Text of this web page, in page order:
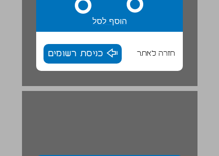
הוסף לסל
חזרה לאתר כניסת רשומים